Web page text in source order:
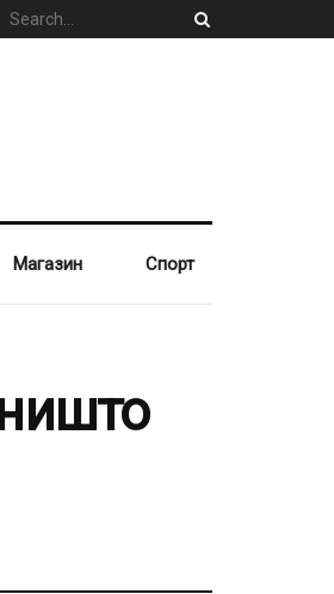
Магазин Спорт